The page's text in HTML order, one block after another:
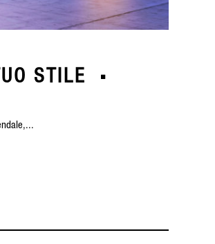
STILE